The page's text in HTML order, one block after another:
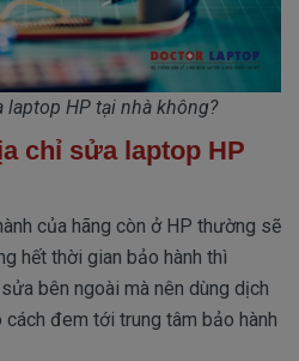
laptop HP tại nhà không?
chỉ sửa laptop HP
của hãng còn ở HP thường sẽ
hết thời gian bảo hành thì
bên ngoài mà nên dùng dịch
đem tới trung tâm bảo hành